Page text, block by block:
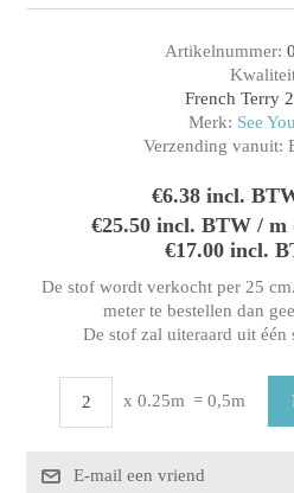
Artikelnummer:
French Terry
Merk: See
Verzending vanuit:
€6.38 incl.
€25.50 incl. BTW / m
€17.00 incl.
De stof wordt verkocht per 25
meter te bestellen dan
De stof zal uiteraard uit
x 0.25m = 0,5m